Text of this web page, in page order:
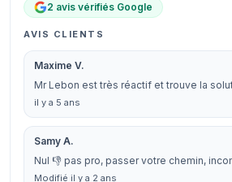
2 avis vérifiés Google
AVIS CLIENTS
Maxime V.
Mr Lebon est très réactif et trouve la
il y a 5 ans
Samy A.
Nul 👎 pas pro, passer votre chemin,
Modifié il y a 2 ans